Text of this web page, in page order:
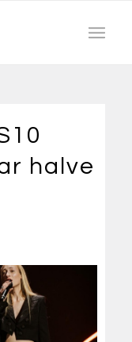
halve